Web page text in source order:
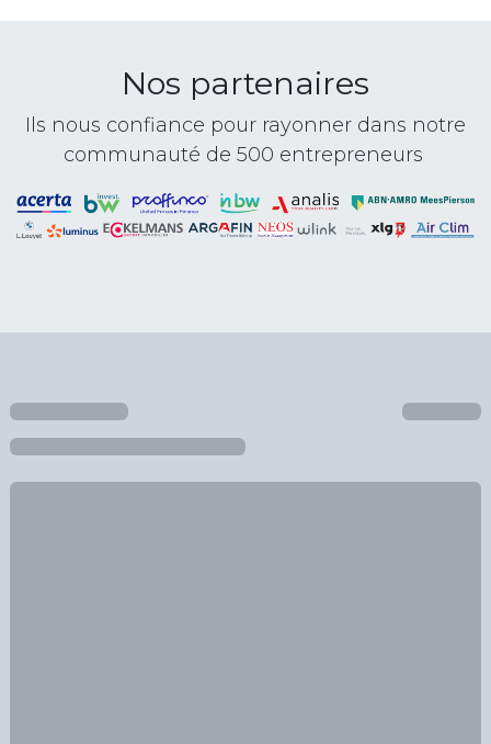
Nos partenaires
Ils nous confiance pour rayonner dans notre
communauté de 500 entrepreneurs